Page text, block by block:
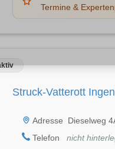
Termine &
Struck-Vatterott
Adresse
Dieselweg
Telefon
nicht